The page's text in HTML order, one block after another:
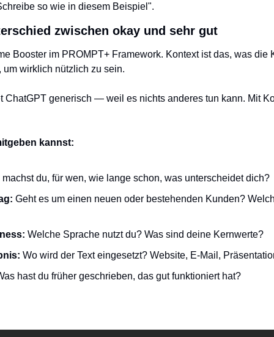
so wie in diesem Beispiel".
zwischen okay und sehr gut
Booster im PROMPT+ Framework. Kontext ist das, was die
wirklich nützlich zu sein.
ChatGPT generisch — weil es nichts anderes tun kann. Mit
kannst:
du, für wen, wie lange schon, was unterscheidet dich?
Geht es um einen neuen oder bestehenden Kunden?
Welche Sprache nutzt du? Was sind deine Kernwerte?
Wo wird der Text eingesetzt? Website, E-Mail,
hast du früher geschrieben, das gut funktioniert hat?